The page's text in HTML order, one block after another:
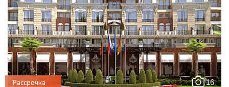
16
Рассрочка